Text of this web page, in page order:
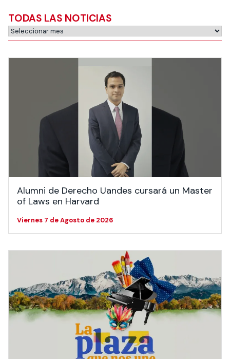
TODAS LAS NOTICIAS
Alumni de Derecho Uandes cursará un Master
of Laws en Harvard
Viernes 7 de Agosto de 2026